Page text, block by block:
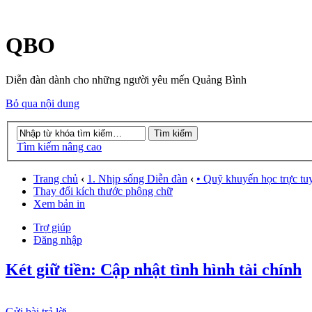
QBO
Diễn đàn dành cho những người yêu mến Quảng Bình
Bỏ qua nội dung
Tìm kiếm nâng cao
Trang chủ ‹ 1. Nhịp sống Diễn đàn ‹ • Quỹ khuyến học trực
Thay đổi kích thước phông chữ
Xem bản in
Trợ giúp
Đăng nhập
Két giữ tiền: Cập nhật tình hình tài chính